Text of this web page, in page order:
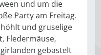
und um die
Party am Freitag.
und gruselige
Fledermäuse,
gebastelt